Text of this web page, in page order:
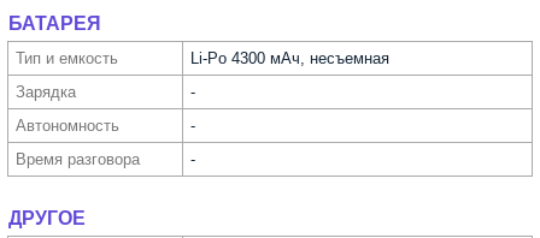
БАТАРЕЯ
Тип и емкость
Li-Po 4300 мАч, несъемная
Зарядка
-
Автоно­мность
-
Время разговора
-
ДРУГОЕ